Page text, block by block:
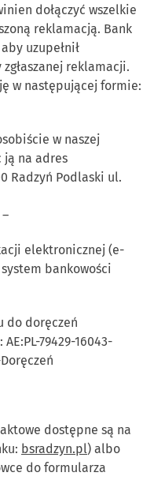
dołączyć wszelkie
reklamacją. Bank
uzupełnił
reklamacji.
w następującej formie:
w naszej
ją na adres
Radzyń Podlaski ul.
elektronicznej (e-
system bankowości
do doręczeń
79429-16043-
dostępne są na
bsradzyn.pl) albo
do formularza